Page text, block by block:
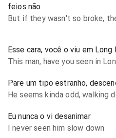
feios não
But if they wasn't so broke,
Esse cara, você o viu em Long
This man, have you seen in
Pare um tipo estranho,
He seems kinda odd, walking
Eu nunca o vi desanimar
I never seen him slow down